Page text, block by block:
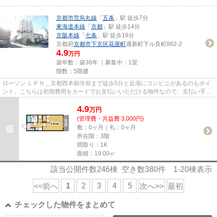
京都市営烏丸線 「 五条 」駅 徒歩7分
東海道本線 「 京都 」駅 徒歩14分
京阪本線 「 七条 」駅 徒歩19分
京都府京都市下京区花屋町通新町下ル良町862-2
4.9万円
築年数：築36年 ｜募集中： 1室
階数：5階建
ローソン ＬＰＮ＿京都西本願寺前まで徒歩5分と近場にコンビニがあるのもポイ
ント。こちらは初期費用をカードでお支払いいただける物件なので、支払い手続
4.9万円
(管理費・共益費 3,000円)
敷：0ヶ月｜礼：0ヶ月
所在階：3階
間取り：1K
面積：19.00㎡
該当公開件数246棟 空き数380件 1-20棟表示
<<前へ 1 2 3 4 5 次へ>> 最初
チェックした物件をまとめて